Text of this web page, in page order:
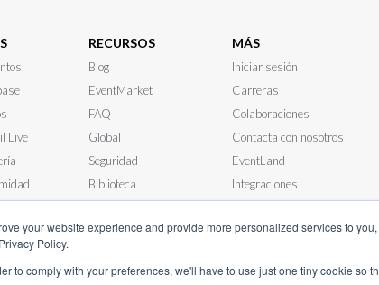
your website experience and provide more personalized services to
Policy.
to comply with your preferences, we'll have to use just one tiny cookie so
Live
RECURSOS
Blog
EventMarket
FAQ
Global
Seguridad
Biblioteca
MÁS
Iniciar sesión
Carreras
Colaboraciones
Contacta con nosotros
EventLand
Integraciones